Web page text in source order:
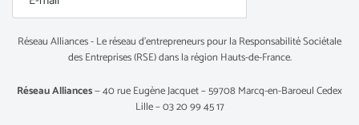
Réseau Alliances - Le réseau d’entrepreneurs pour la Responsabilité Sociétale
des Entreprises (RSE) dans la région Hauts-de-France.
Réseau Alliances— 40 rue Eugène Jacquet – 59708 Marcq-en-Baroeul Cedex
Lille – 03 20 99 45 17